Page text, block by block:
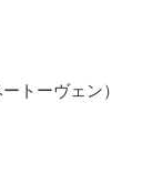
トーヴェン）